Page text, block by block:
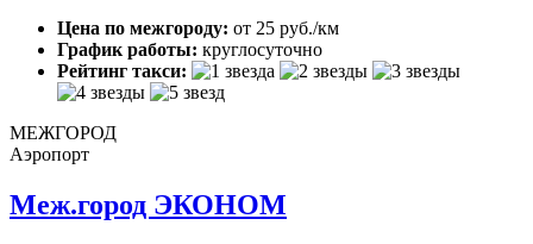
Цена по межгороду: от 25 руб./км
График работы: круглосуточно
Рейтинг такси:
МЕЖГОРОД
Аэропорт
Меж.город ЭКОНОМ